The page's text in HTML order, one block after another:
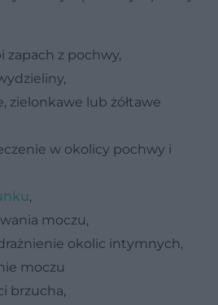
zapach z pochwy,
zielonkawe lub żółtawe
w okolicy pochwy i
,
moczu,
okolic intymnych,
moczu
brzucha,